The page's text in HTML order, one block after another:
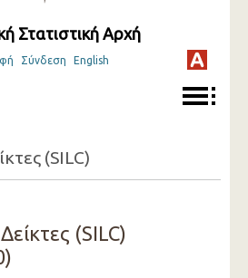
Στατιστική Αρχή
Σύνδεση English
(SILC)
(SILC)